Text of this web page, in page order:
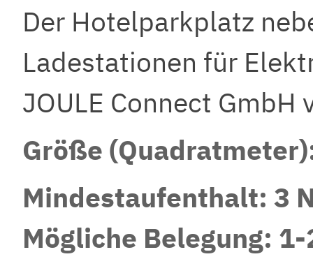
Der Hotelparkplatz
Ladestationen für
JOULE Connect GmbH
Größe
Mindestaufenthalt: 3
Mögliche Belegung: